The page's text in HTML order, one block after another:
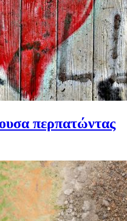
περπατώντας